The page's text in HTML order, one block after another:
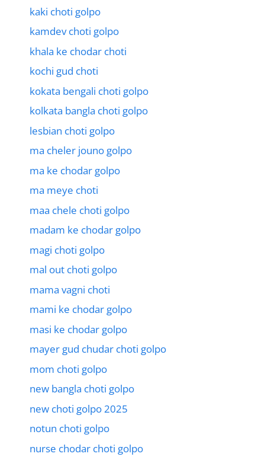
kaki choti golpo
kamdev choti golpo
khala ke chodar choti
kochi gud choti
kokata bengali choti golpo
kolkata bangla choti golpo
lesbian choti golpo
ma cheler jouno golpo
ma ke chodar golpo
ma meye choti
maa chele choti golpo
madam ke chodar golpo
magi choti golpo
mal out choti golpo
mama vagni choti
mami ke chodar golpo
masi ke chodar golpo
mayer gud chudar choti golpo
mom choti golpo
new bangla choti golpo
new choti golpo 2025
notun choti golpo
nurse chodar choti golpo